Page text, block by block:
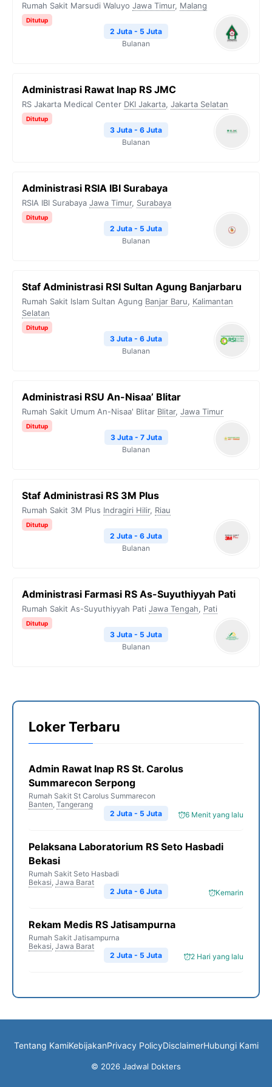
Rumah Sakit Marsudi Waluyo Jawa Timur, Malang
Ditutup
2 Juta - 5 Juta
Bulanan
Administrasi Rawat Inap RS JMC
RS Jakarta Medical Center DKI Jakarta, Jakarta Selatan
Ditutup
3 Juta - 6 Juta
Bulanan
Administrasi RSIA IBI Surabaya
RSIA IBI Surabaya Jawa Timur, Surabaya
Ditutup
2 Juta - 5 Juta
Bulanan
Staf Administrasi RSI Sultan Agung Banjarbaru
Rumah Sakit Islam Sultan Agung Banjar Baru, Kalimantan
Selatan
Ditutup
3 Juta - 6 Juta
Bulanan
Administrasi RSU An-Nisaa’ Blitar
Rumah Sakit Umum An-Nisaa' Blitar Blitar, Jawa Timur
Ditutup
3 Juta - 7 Juta
Bulanan
Staf Administrasi RS 3M Plus
Rumah Sakit 3M Plus Indragiri Hilir, Riau
Ditutup
2 Juta - 6 Juta
Bulanan
Administrasi Farmasi RS As-Suyuthiyyah Pati
Rumah Sakit As-Suyuthiyyah Pati Jawa Tengah, Pati
Ditutup
3 Juta - 5 Juta
Bulanan
Loker Terbaru
Admin Rawat Inap RS St. Carolus
Summarecon Serpong
Rumah Sakit St Carolus Summarecon
Banten, Tangerang
6 Menit yang lalu
2 Juta - 5 Juta
Pelaksana Laboratorium RS Seto Hasbadi
Bekasi
Rumah Sakit Seto Hasbadi
Bekasi, Jawa Barat
Kemarin
2 Juta - 6 Juta
Rekam Medis RS Jatisampurna
Rumah Sakit Jatisampurna
Bekasi, Jawa Barat
2 Hari yang lalu
2 Juta - 5 Juta
Tentang KamiKebijakanPrivacy PolicyDisclaimerHubungi Kami
© 2026 Jadwal Dokters